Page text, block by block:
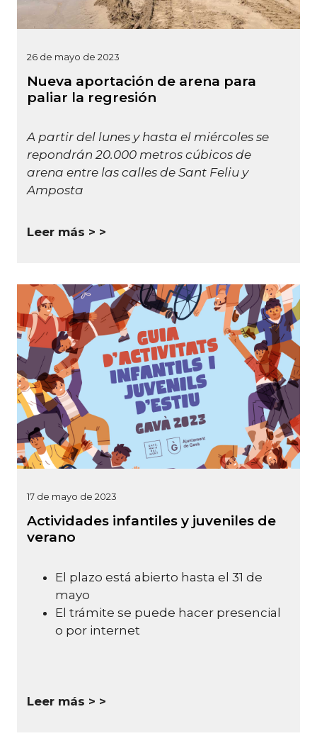
26 de mayo de 2023
Nueva aportación de arena para
paliar la regresión
A partir del lunes y hasta el miércoles se
repondrán 20.000 metros cúbicos de
arena entre las calles de Sant Feliu y
Amposta
Leer más >
17 de mayo de 2023
Actividades infantiles y juveniles de
verano
El plazo está abierto hasta el 31 de
mayo
El trámite se puede hacer presencial
o por internet
Leer más >